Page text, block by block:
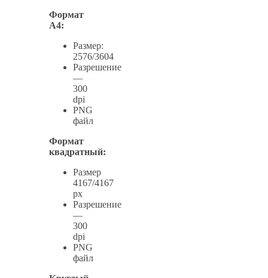
Формат
А4:
Размер:
2576/3604
Разрешение
—
300
dpi
PNG
файл
Формат
квадратный:
Размер
4167/4167
px
Разрешение
—
300
dpi
PNG
файл